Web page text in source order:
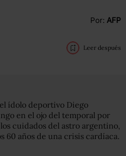
Por: AFP
Leer después
ídolo deportivo Diego
en el ojo del temporal por
cuidados del astro argentino,
60 años de una crisis cardíaca.